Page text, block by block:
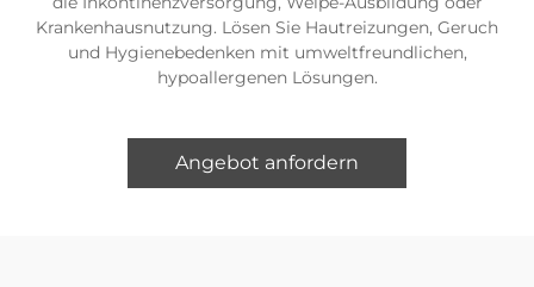
Krankenhausnutzung. Lösen Sie Hautreizungen, Geruch
und Hygienebedenken mit umweltfreundlichen,
hypoallergenen Lösungen.
Angebot anfordern